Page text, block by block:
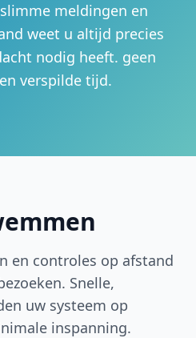
meldingen en
weet u altijd precies
nodig heeft. geen
verspilde tijd.
en controles op afstand
Snelle,
uw systeem op
inspanning.